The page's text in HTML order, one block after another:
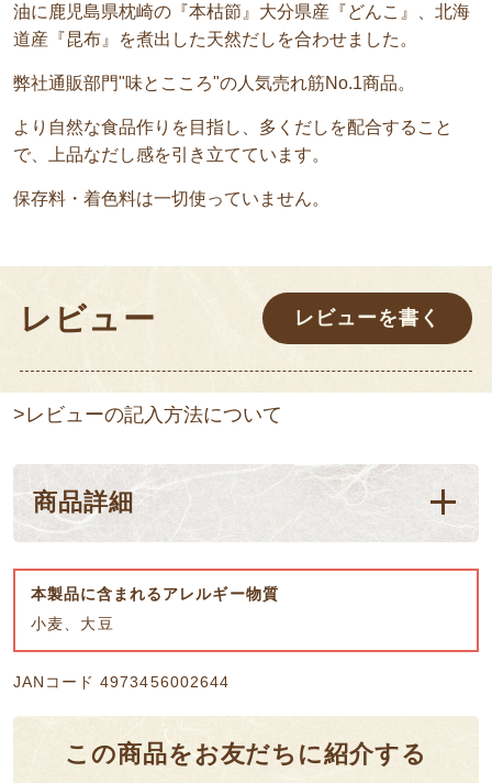
油に鹿児島県枕崎の『本枯節』大分県産『どんこ』、北海
道産『昆布』を煮出した天然だしを合わせました。
弊社通販部門"味とこころ"の人気売れ筋No.1商品。
より自然な食品作りを目指し、多くだしを配合すること
で、上品なだし感を引き立てています。
保存料・着色料は一切使っていません。
レビュー レビューを書く
>レビューの記入方法について
商品詳細
本製品に含まれるアレルギー物質
小麦、大豆
JANコード 4973456002644
この商品をお友だちに紹介する